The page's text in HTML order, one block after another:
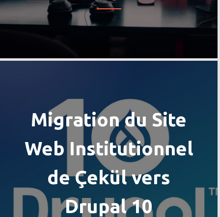
Migration du Site
Web Institutionnel
de Çekül vers
Drupal 10